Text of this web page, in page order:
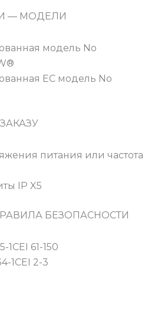
— МОДЕЛИ
модель No
ЕС модель No
питания или частота
IP X5
БЕЗОПАСНОСТИ
1CEI 61-150
1CEI 2-3